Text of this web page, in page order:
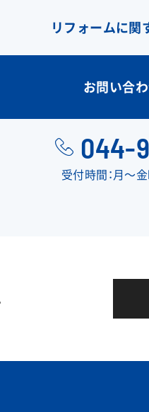
リフォームに関
お問い合
044-
受付時間：月〜